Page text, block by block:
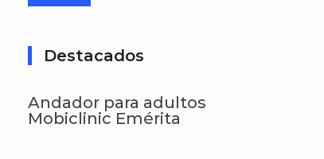
Destacados
Andador para adultos
Mobiclinic Emérita